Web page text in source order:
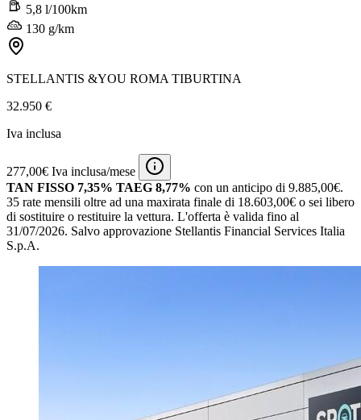
5,8 l/100km
130 g/km
STELLANTIS &YOU ROMA TIBURTINA
32.950 €
Iva inclusa
277,00€ Iva inclusa/mese
TAN FISSO 7,35% TAEG 8,77% con un anticipo di 9.885,00€.
35 rate mensili oltre ad una maxirata finale di 18.603,00€ o sei libero
di sostituire o restituire la vettura. L'offerta è valida fino al
31/07/2026. Salvo approvazione Stellantis Financial Services Italia
S.p.A.